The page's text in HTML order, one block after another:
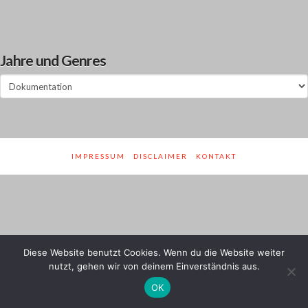
Jahre und Genres
Jahre
und
IMPRESSUM DISCLAIMER KONTAKT
Diese Website benutzt Cookies. Wenn du die Website weiter
nutzt, gehen wir von deinem Einverständnis aus.
OK